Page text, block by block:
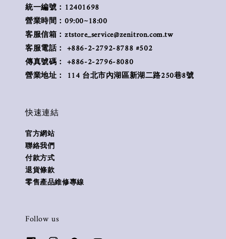
統一編號：12401698
營業時間：09:00~18:00
客服信箱：ztstore_service@zenitron.com.tw
客服電話： +886-2-2792-8788 #502
傳真號碼： +886-2-2796-8080
營業地址： 114 台北市內湖區新湖二路250巷8號
快速連結
官方網站
聯絡我們
付款方式
退貨條款
零售產品維修專線
Follow us